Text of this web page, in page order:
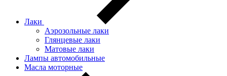
Лаки
Аэрозольные лаки
Глянцевые лаки
Матовые лаки
Лампы автомобильные
Масла моторные